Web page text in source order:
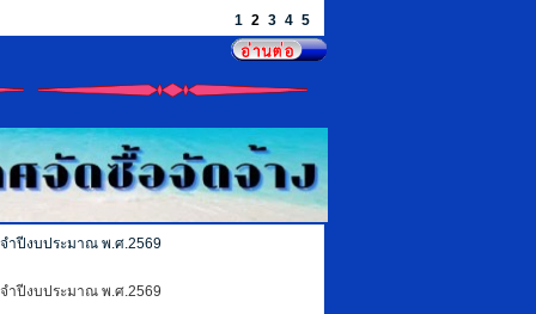
1 2 3 4 5
ำปีงบประมาณ พ.ศ.2569
ำปีงบประมาณ พ.ศ.2569